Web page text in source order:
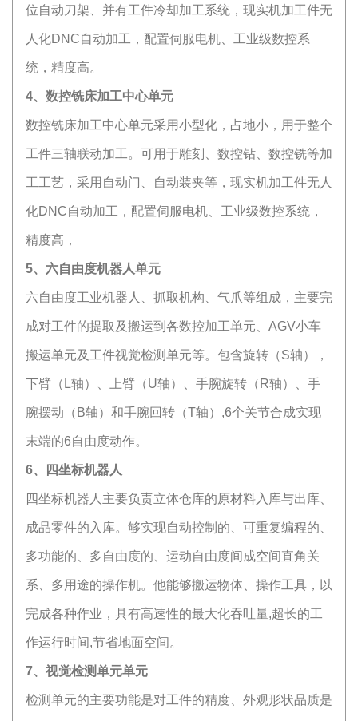
位自动刀架、并有工件冷却加工系统，现实机加工件无
人化DNC自动加工，配置伺服电机、工业级数控系
统，精度高。
4、数控铣床加工中心单元
数控铣床加工中心单元采用小型化，占地小，用于整个
工件三轴联动加工。可用于雕刻、数控钻、数控铣等加
工工艺，采用自动门、自动装夹等，现实机加工件无人
化DNC自动加工，配置伺服电机、工业级数控系统，
精度高，
5、六自由度机器人单元
六自由度工业机器人、抓取机构、气爪等组成，主要完
成对工件的提取及搬运到各数控加工单元、AGV小车
搬运单元及工件视觉检测单元等。包含旋转（S轴），
下臂（L轴）、上臂（U轴）、手腕旋转（R轴）、手
腕摆动（B轴）和手腕回转（T轴）,6个关节合成实现
末端的6自由度动作。
6、四坐标机器人
四坐标机器人主要负责立体仓库的原材料入库与出库、
成品零件的入库。够实现自动控制的、可重复编程的、
多功能的、多自由度的、运动自由度间成空间直角关
系、多用途的操作机。他能够搬运物体、操作工具，以
完成各种作业，具有高速性的最大化吞吐量,超长的工
作运行时间,节省地面空间。
7、视觉检测单元单元
检测单元的主要功能是对工件的精度、外观形状品质是